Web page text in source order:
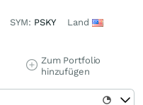
SYM: PSKY Land
Zum Portfolio
hinzufügen